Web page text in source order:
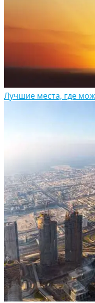
Лучшие места, где